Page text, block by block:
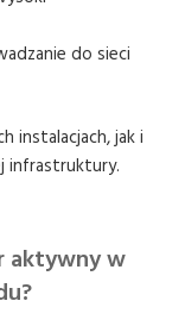
do sieci
instalacjach, jak i
infrastruktury.
aktywny w